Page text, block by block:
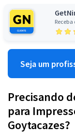
Seja um
Precisando
para
Goytacazes?